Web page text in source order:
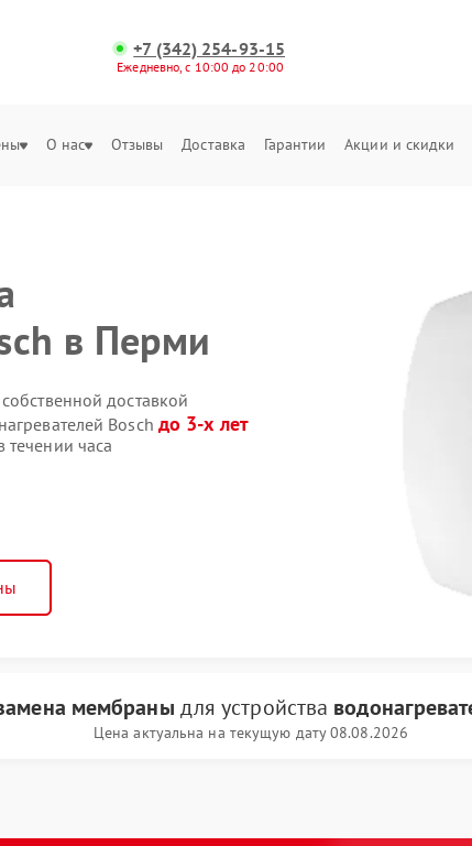
+7 (342) 254-93-15
Ежедневно, с 10:00 до 20:00
О нас Отзывы Доставка Гарантии Акции и скидки
в Перми
доставкой
Bosch до 3-х лет
часа
мембраны для устройства
Цена актуальна на текущую дату 08.08.2026